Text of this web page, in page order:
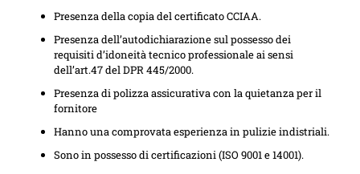
Presenza della copia del certificato CCIAA.
Presenza dell’autodichiarazione sul possesso dei
requisiti d’idoneità tecnico professionale ai sensi
dell’art.47 del DPR 445/2000.
Presenza di polizza assicurativa con la quietanza per il
fornitore
Hanno una comprovata esperienza in pulizie indistriali.
Sono in possesso di certificazioni (ISO 9001 e 14001).